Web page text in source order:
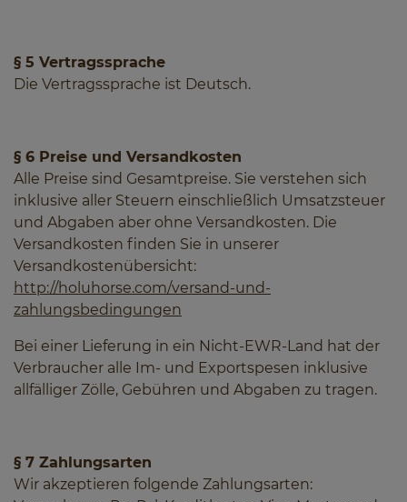
§ 5 Vertragssprache
Die Vertragssprache ist Deutsch.
§ 6 Preise und Versandkosten
Alle Preise sind Gesamtpreise. Sie verstehen sich
inklusive aller Steuern einschließlich Umsatzsteuer
und Abgaben aber ohne Versandkosten. Die
Versandkosten finden Sie in unserer
Versandkostenübersicht:
http://holuhorse.com/versand-und-
zahlungsbedingungen
Bei einer Lieferung in ein Nicht-EWR-Land hat der
Verbraucher alle Im- und Exportspesen inklusive
allfälliger Zölle, Gebühren und Abgaben zu tragen.
§ 7 Zahlungsarten
Wir akzeptieren folgende Zahlungsarten: